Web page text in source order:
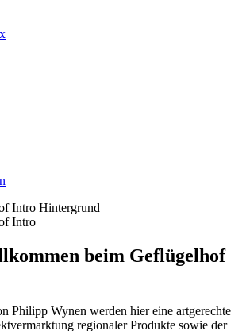
beim Geflügelhof
Philipp Wynen werden hier eine artgerechte
regionaler Produkte sowie der